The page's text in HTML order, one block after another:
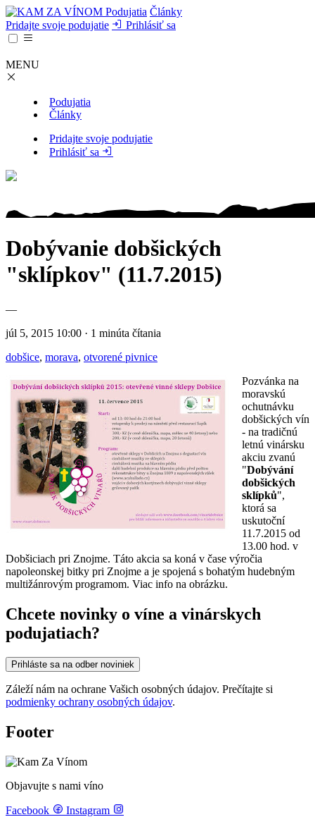
Podujatia Články
Pridajte svoje podujatie
Prihlásiť sa
MENU
Podujatia
Články
Pridajte svoje podujatie
Prihlásiť sa
Dobývanie dobšických
"sklípkov" (11.7.2015)
—
júl 5, 2015 10:00 · 1 minúta čítania
dobšice, morava, otvorené pivnice
Pozvánka na
moravskú
ochutnávku
dobšických vín
- na tradičnú
letnú vinársku
akciu zvanú
"Dobývání
dobšických
sklípků",
ktorá sa
uskutoční
11.7.2015 od
13.00 hod. v
Dobšiciach pri Znojme. Táto akcia sa koná v čase výročia
napoleonskej bitky pri Znojme a je spojená s bohatým hudebným
multižánrovým programom. Viac info na obrázku.
Chcete novinky o víne a vinárskych
podujatiach?
Prihláste sa na odber noviniek
Záleží nám na ochrane Vašich osobných údajov. Prečítajte si
podmienky ochrany osobných údajov.
Footer
Objavujte s nami víno
Facebook Instagram